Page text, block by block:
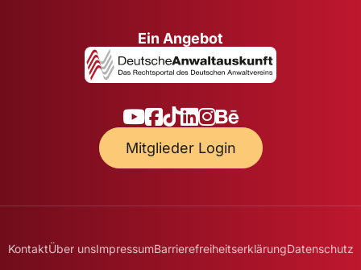
Ein Angebot
Mitglieder Login
KontaktÜber unsImpressumBarrierefreiheitserklärungDatenschutz